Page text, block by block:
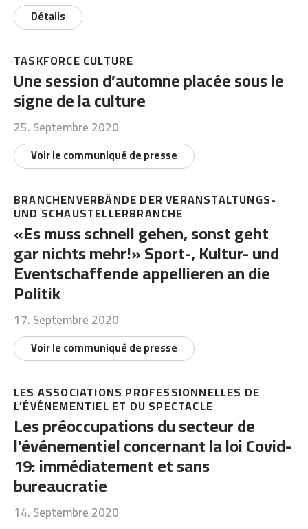
Détails
TASKFORCE CULTURE
Une session d’automne placée sous le
signe de la culture
25. Septembre 2020
Voir le communiqué de presse
BRANCHENVERBÄNDE DER VERANSTALTUNGS-
UND SCHAUSTELLERBRANCHE
«Es muss schnell gehen, sonst geht
gar nichts mehr!» Sport-, Kultur- und
Eventschaffende appellieren an die
Politik
17. Septembre 2020
Voir le communiqué de presse
LES ASSOCIATIONS PROFESSIONNELLES DE
L’ÉVÉNEMENTIEL ET DU SPECTACLE
Les préoccupations du secteur de
l’événementiel concernant la loi Covid-
19: immédiatement et sans
bureaucratie
14. Septembre 2020